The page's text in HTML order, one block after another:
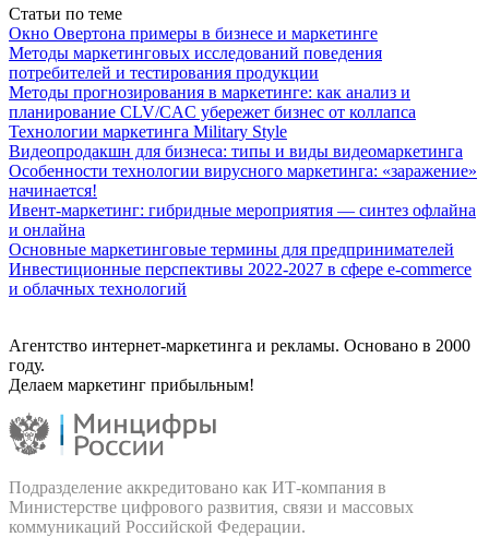
Статьи по теме
Окно Овертона примеры в бизнесе и маркетинге
Методы маркетинговых исследований поведения
потребителей и тестирования продукции
Методы прогнозирования в маркетинге: как анализ и
планирование CLV/CAC убережет бизнес от коллапса
Технологии маркетинга Military Style
Видеопродакшн для бизнеса: типы и виды видеомаркетинга
Особенности технологии вирусного маркетинга: «заражение»
начинается!
Ивент-маркетинг: гибридные мероприятия — синтез офлайна
и онлайна
Основные маркетинговые термины для предпринимателей
Инвестиционные перспективы 2022-2027 в сфере e-commerce
и облачных технологий
Агентство интернет-маркетинга и рекламы. Основано в 2000
году.
Делаем маркетинг прибыльным!
Подразделение аккредитовано как ИТ‑компания в
Министерстве цифрового развития, связи и массовых
коммуникаций Российской Федерации.